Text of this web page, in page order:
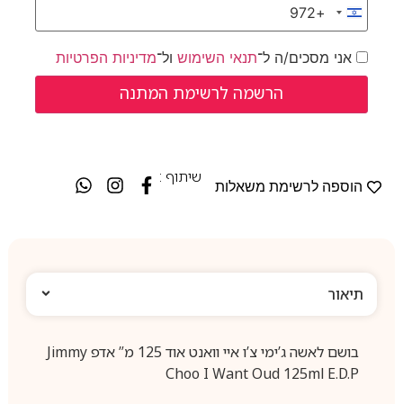
Israel +972
+972
אני מסכים/ה ל־תנאי השימושול־מדיניות הפרטיות
הוספה לרשימת משאלות
שיתוף :
תיאור
בושם לאשה ג’ימי צ’ו איי וואנט אוד 125 מ” אדפ Jimmy
Choo I Want Oud 125ml E.D.P